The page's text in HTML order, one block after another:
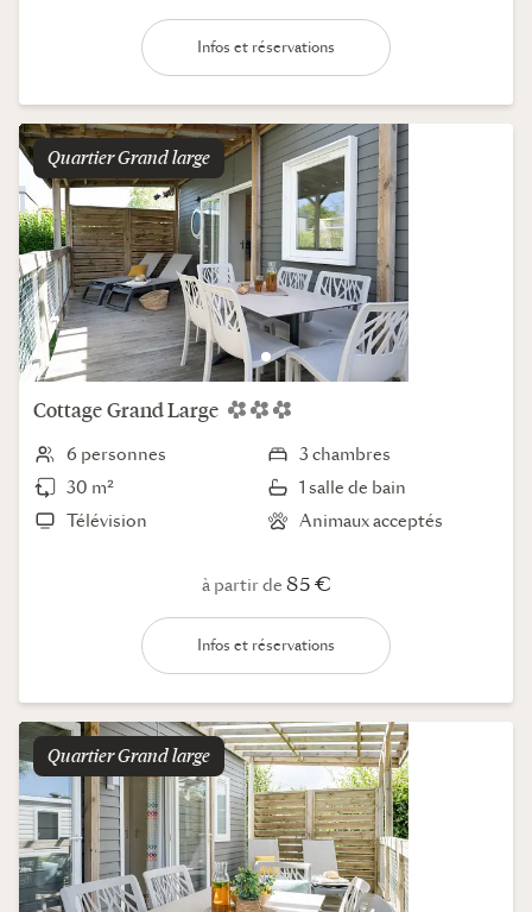
Infos et réservations
Quartier grand large
Cottage Grand Large
6 personnes
3 chambres
30 m²
1 salle de bain
Télévision
Animaux acceptés
à partir de 85 €
Infos et réservations
Quartier grand large